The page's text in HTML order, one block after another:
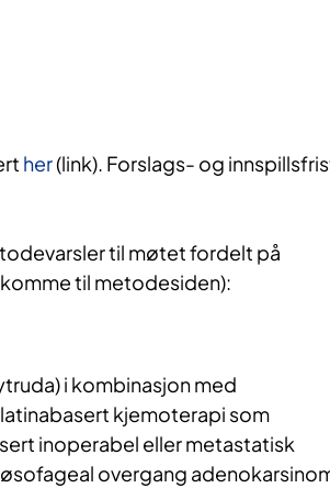
her(link). Forslags- og
til møtet fordelt på
til metodesiden):
i kombinasjon med
kjemoterapi som
inoperabel eller metastatisk
overgang